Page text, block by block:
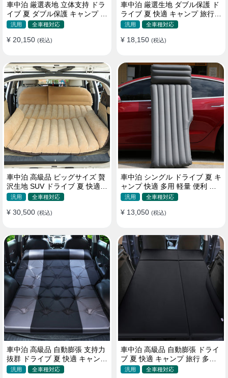
車中泊 厳選表地 立体支持 ドラ
イブ 夏 ダブル保護 キャンプ 旅
行 収納便利 取付簡単 全車種 エ
汎用 全車種対応
¥ 20,150 (税込)
車中泊 厳選生地 ダブル保護 ド
ライブ 夏 快適 キャンプ 旅行
収納便利 全車種 多色 エアーベ
汎用 全車種対応
¥ 18,150 (税込)
車中泊 高級品 ビッグサイズ 贅
沢生地 SUV ドライブ 夏 快適
キャンプ 旅行 収納便利 エアー
汎用 全車種対応
¥ 30,500 (税込)
車中泊 シングル ドライブ 夏 キ
ャンプ 快適 多用 軽量 便利 省
スペース 旅行 エアーベッド
汎用 全車種対応
¥ 13,050 (税込)
車中泊 高級品 自動膨張 支持力
抜群 ドライブ 夏 快適 キャンプ
旅行 省スペース エアーベッド
汎用 全車種対応
車中泊 高級品 自動膨張 ドライ
ブ 夏 快適 キャンプ 旅行 多用
取付簡単 収納便利 エアーベッ
汎用 全車種対応